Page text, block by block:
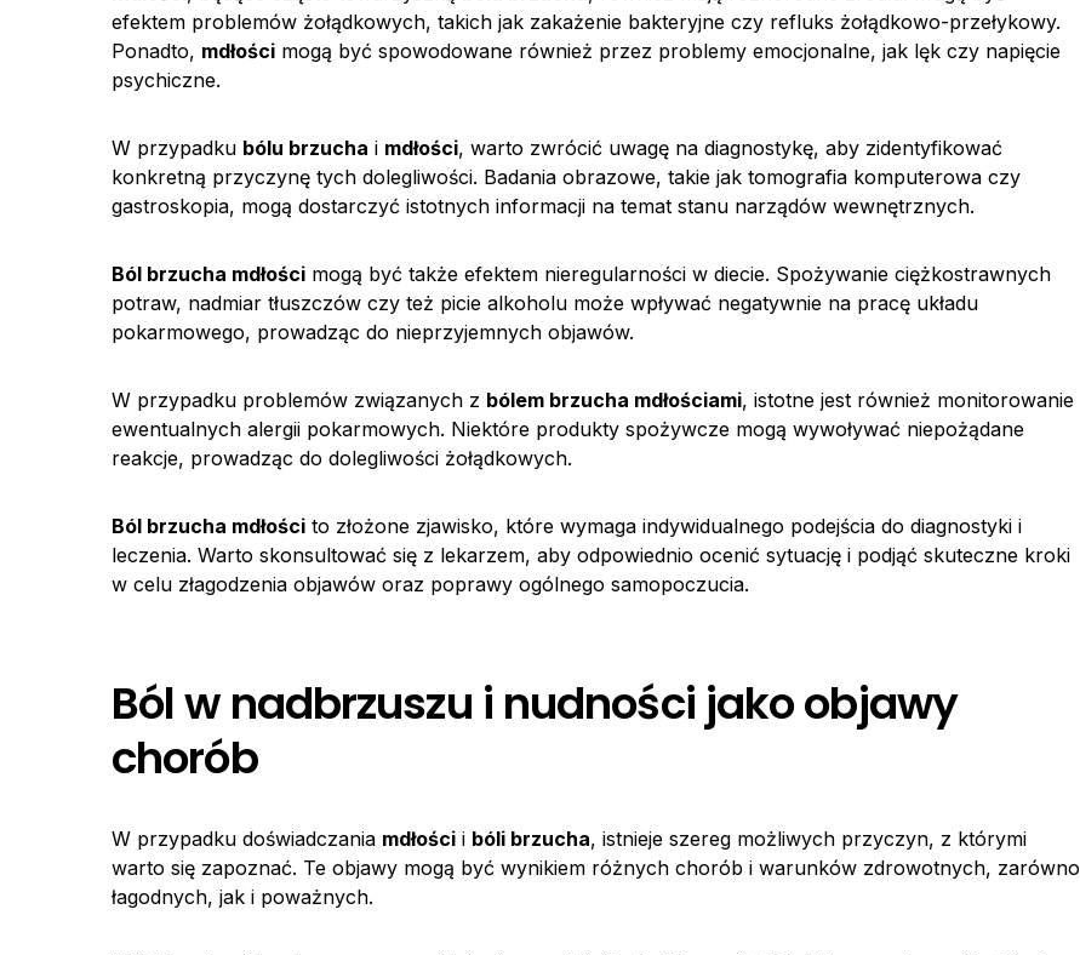
efektem problemów żołądkowych, takich jak zakażenie bakteryjne czy refluks żołądkowo-przełykowy.
Ponadto, mdłości mogą być spowodowane również przez problemy emocjonalne, jak lęk czy napięcie
psychiczne.
W przypadku bólu brzucha i mdłości, warto zwrócić uwagę na diagnostykę, aby zidentyfikować
konkretną przyczynę tych dolegliwości. Badania obrazowe, takie jak tomografia komputerowa czy
gastroskopia, mogą dostarczyć istotnych informacji na temat stanu narządów wewnętrznych.
Ból brzucha mdłości mogą być także efektem nieregularności w diecie. Spożywanie ciężkostrawnych
potraw, nadmiar tłuszczów czy też picie alkoholu może wpływać negatywnie na pracę układu
pokarmowego, prowadząc do nieprzyjemnych objawów.
W przypadku problemów związanych z bólem brzucha mdłościami, istotne jest również monitorowanie
ewentualnych alergii pokarmowych. Niektóre produkty spożywcze mogą wywoływać niepożądane
reakcje, prowadząc do dolegliwości żołądkowych.
Ból brzucha mdłości to złożone zjawisko, które wymaga indywidualnego podejścia do diagnostyki i
leczenia. Warto skonsultować się z lekarzem, aby odpowiednio ocenić sytuację i podjąć skuteczne kroki
w celu złagodzenia objawów oraz poprawy ogólnego samopoczucia.
Ból w nadbrzuszu i nudności jako objawy
chorób
W przypadku doświadczania mdłości i bóli brzucha, istnieje szereg możliwych przyczyn, z którymi
warto się zapoznać. Te objawy mogą być wynikiem różnych chorób i warunków zdrowotnych, zarówno
łagodnych, jak i poważnych.